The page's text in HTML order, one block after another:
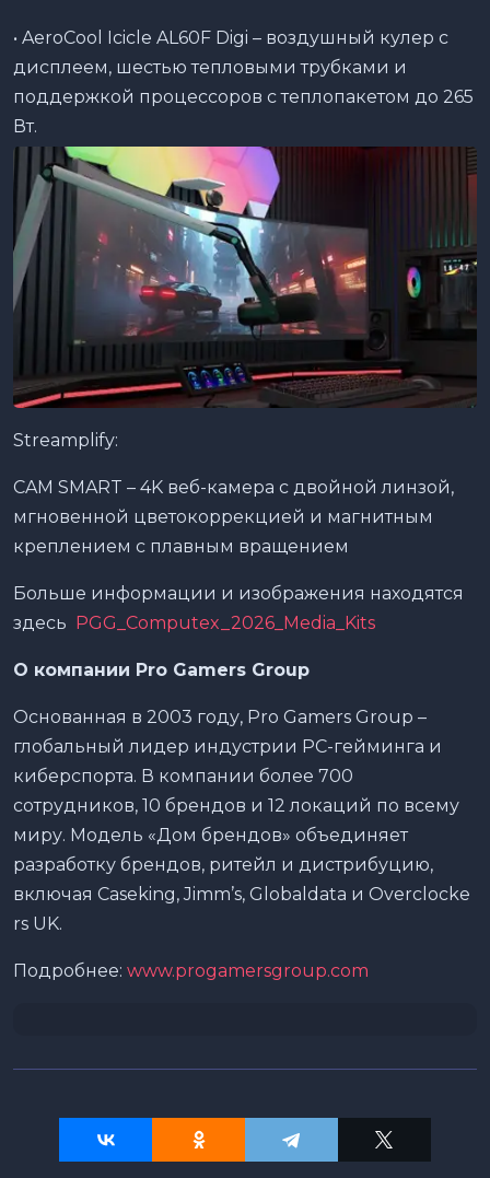
• AeroCool Icicle AL60F Digi – воздушный кулер с
дисплеем, шестью тепловыми трубками и
поддержкой процессоров с теплопакетом до 265
Вт.
Streamplify:
CAM SMART – 4K веб-камера с двойной линзой,
мгновенной цветокоррекцией и магнитным
креплением с плавным вращением
Больше информации и изображения находятся
здесь
PGG_Computex_2026_Media_Kits
О компании Pro Gamers Group
Основанная в 2003 году, Pro Gamers Group –
глобальный лидер индустрии PC-гейминга и
киберспорта. В компании более 700
сотрудников, 10 брендов и 12 локаций по всему
миру. Модель «Дом брендов» объединяет
разработку брендов, ритейл и дистрибуцию,
включая Caseking, Jimm’s, Globaldata и Overclocke
rs UK.
Подробнее: www.progamersgroup.com